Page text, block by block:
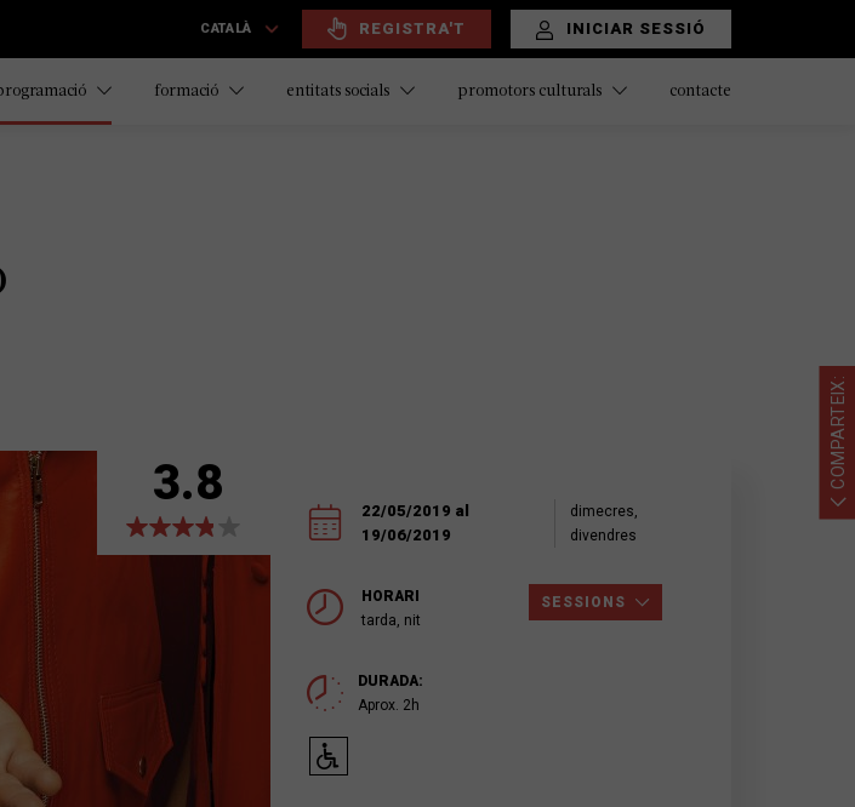
CATALÀ REGISTRA'T INICIAR SESSIÓ
formació entitats socials promotors culturals contacte
3.8
22/05/2019 al
19/06/2019
dimecres,
divendres
HORARI
tarda, nit
SESSIONS
DURADA:
Aprox. 2h
COMPARTEIX: